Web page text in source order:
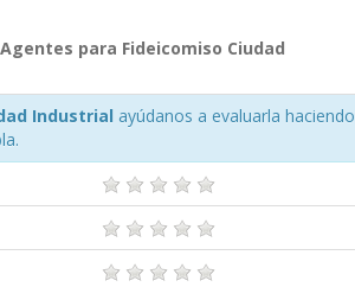
para Fideicomiso Ciudad
Industrial ayúdanos a evaluarla haciendo